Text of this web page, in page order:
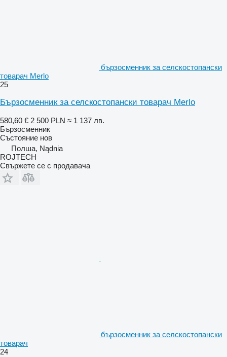
бързосменник за селскостопански
товарач Merlo
25
Бързосменник за селскостопански товарач Merlo
580,60 € 2 500 PLN ≈ 1 137 лв.
Бързосменник
Състояние нов
Полша, Nądnia
ROJTECH
Свържете се с продавача
бързосменник за селскостопански
товарач
24